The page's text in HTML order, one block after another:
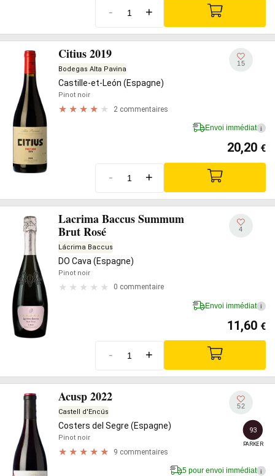
- +
Citius 2019
Bodegas Alta Pavina
Castille-et-León (Espagne)
Pinot noir
2 commentaires
15
Envoi immédiat i
20,20 €
- +
Lacrima Baccus Summum
Brut Rosé
Lácrima Baccus
DO Cava (Espagne)
Pinot noir
0 commentaire
4
Envoi immédiat i
11,60 €
- +
Acusp 2022
Castell d'Encús
Costers del Segre (Espagne)
Pinot noir
9 commentaires
52
93
PARKER
5 pour envoi immédiat i